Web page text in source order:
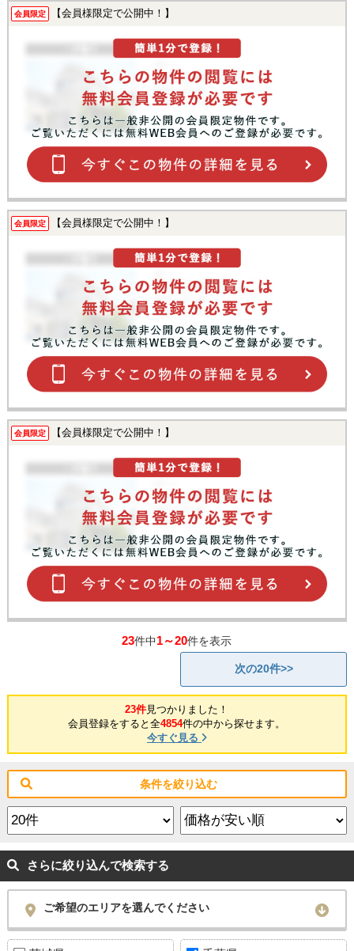
会員限定 【会員様限定で公開中！】
会員限定 【会員様限定で公開中！】
会員限定 【会員様限定で公開中！】
23件中1～20件を表示
次の20件>>
23件見つかりました！
会員登録をすると全4854件の中から探せます。
今すぐ見る
条件を絞り込む
さらに絞り込んで検索する
ご希望のエリアを選んでください